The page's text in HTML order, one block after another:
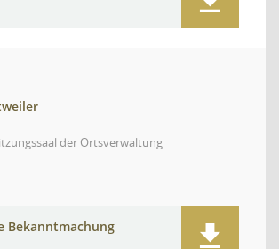
der Ortsverwaltung
Bekanntmachung